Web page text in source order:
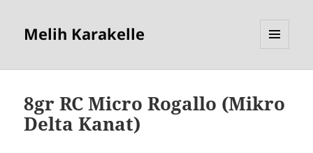
Melih Karakelle
8gr RC Micro Rogallo (Mikro
Delta Kanat)